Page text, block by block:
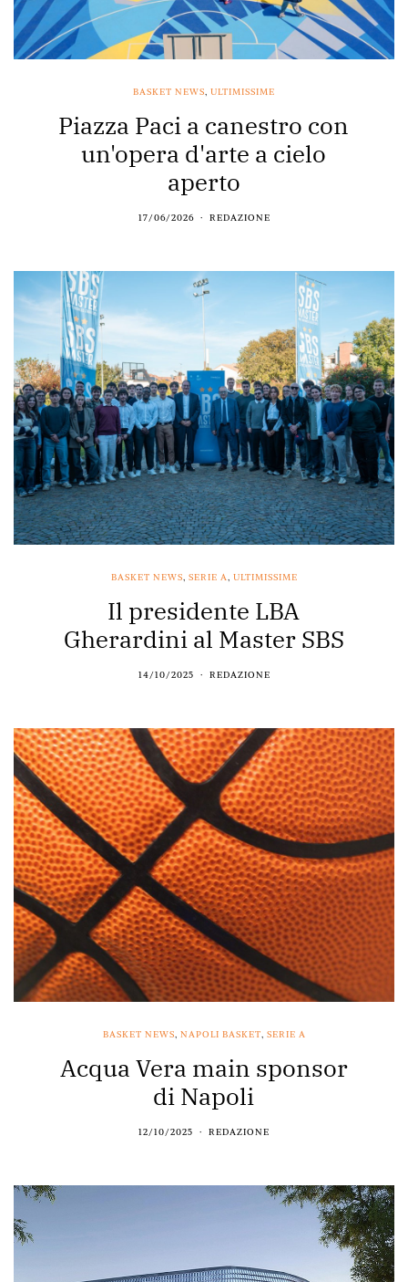
BASKET NEWS, ULTIMISSIME
Piazza Paci a canestro con
un'opera d'arte a cielo
aperto
17/06/2026 REDAZIONE
BASKET NEWS, SERIE A, ULTIMISSIME
Il presidente LBA
Gherardini al Master SBS
14/10/2025 REDAZIONE
BASKET NEWS, NAPOLI BASKET, SERIE A
Acqua Vera main sponsor
di Napoli
12/10/2025 REDAZIONE